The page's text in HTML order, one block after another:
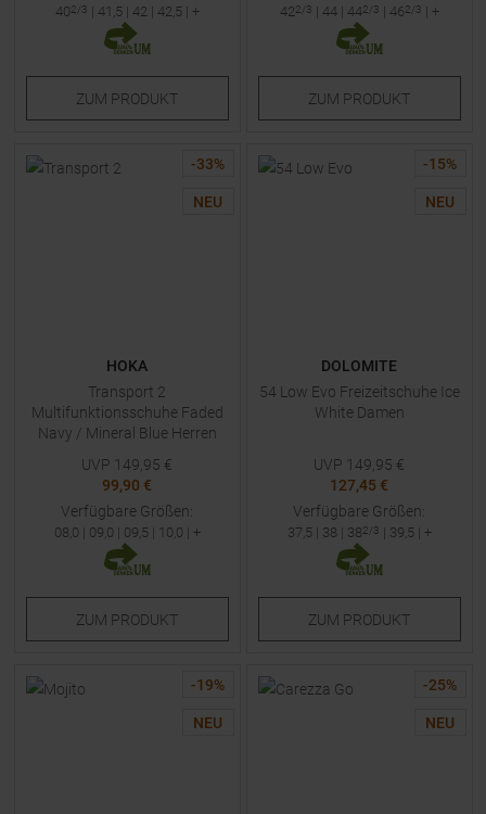
40 2/3 | 41,5 | 42| 42,5 | +
ZUM PRODUKT
42 2/3 | 44| 44 2/3 | 46 2/3 | +
ZUM PRODUKT
-33%
NEU
HOKA
Transport 2
Multifunktionsschuhe Faded
Navy / Mineral Blue Herren
UVP 149,95 €
99,90 €
Verfügbare Größen:
08,0 | 09,0 | 09,5 | 10,0 | +
ZUM PRODUKT
-15%
NEU
DOLOMITE
54 Low Evo Freizeitschuhe Ice
White Damen
UVP 149,95 €
127,45 €
Verfügbare Größen:
37,5 | 38 | 38 2/3 | 39,5 | +
ZUM PRODUKT
-19%
NEU
-25%
NEU